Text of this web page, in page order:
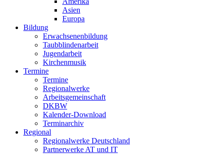
Asien
Europa
Bildung
Erwachsenenbildung
Taubblindenarbeit
Jugendarbeit
Kirchenmusik
Termine
Termine
Regionalwerke
Arbeitsgemeinschaft
DKBW
Kalender-Download
Terminarchiv
Regional
Regionalwerke Deutschland
Partnerwerke AT und IT